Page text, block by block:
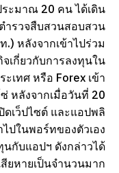
ระมาณ 20 คน ได้เดิน
ำรวจสืบสวนสอบสวน
หลังจากเข้าไปร่วม
เกี่ยวกับการลงทุนใน
เทศ หรือ Forex เข้า
หลังจากเมื่อวันที่ 20
เว็ปไซต์ และแอปพลิ
ปในพอร์ทของตัวเอง
กับแอปฯ ดังกล่าวได้
ยหายเป็นจำนวนมาก